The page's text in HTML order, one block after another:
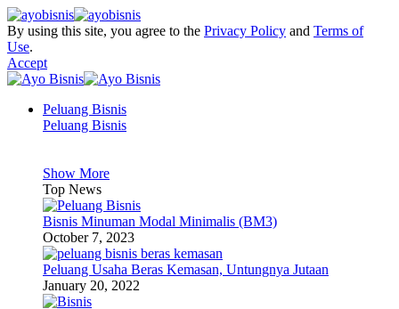
By using this site, you agree to the Privacy Policy and Terms of
Use.
Accept
Peluang Bisnis
Peluang Bisnis
Show More
Top News
Bisnis Minuman Modal Minimalis (BM3)
October 7, 2023
Peluang Usaha Beras Kemasan, Untungnya Jutaan
January 20, 2022